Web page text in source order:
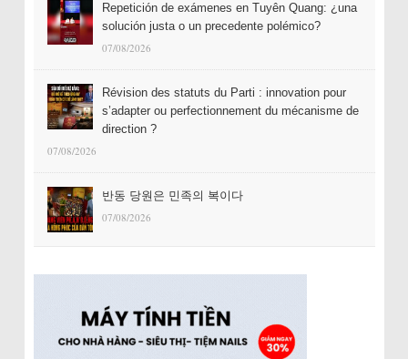
Repetición de exámenes en Tuyên Quang: ¿una
solución justa o un precedente polémico?
07/08/2026
Révision des statuts du Parti : innovation pour
s’adapter ou perfectionnement du mécanisme de
direction ?
07/08/2026
반동 당원은 민족의 복이다
07/08/2026